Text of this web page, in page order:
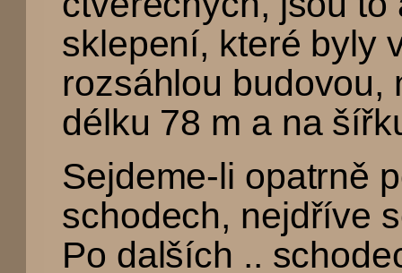
sklepení, které byly
rozsáhlou budovou,
délku 78 m a na
Sejdeme-li opatrně
schodech, nejdříve
Po dalších ..